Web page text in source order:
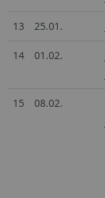
13 25.01.
14 01.02.
15 08.02.